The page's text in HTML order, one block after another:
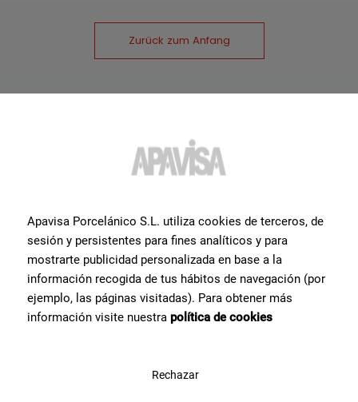
Zurück zum Anfang
Kollektionen
Zinc
Produkte
Porzellanfliesen
Apavisa Porcelánico S.L. utiliza cookies de terceros, de
sesión y persistentes para fines analíticos y para
mostrarte publicidad personalizada en base a la
información recogida de tus hábitos de navegación (por
ejemplo, las páginas visitadas). Para obtener más
información visite nuestra política de cookies
Rechazar